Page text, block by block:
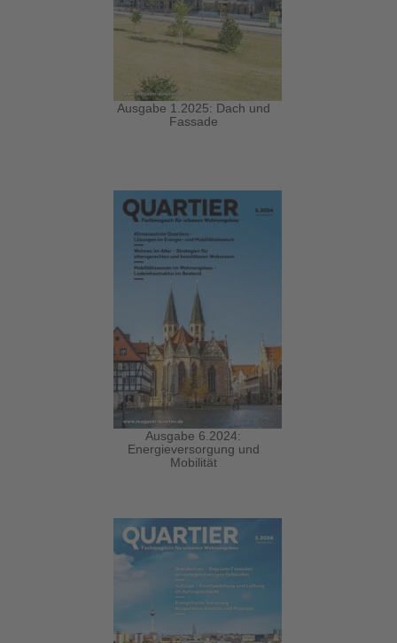
Ausgabe 1.2025: Dach und
Fassade
Ausgabe 6.2024:
Energieversorgung und
Mobilität